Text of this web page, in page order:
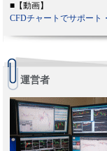
■【動画】
CFDチャートでサポート
運営者